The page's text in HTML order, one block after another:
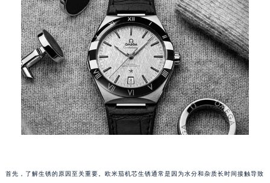
首先，了解生锈的原因至关重要。欧米茄机芯生锈通常是因为水分和杂质长时间接触导致